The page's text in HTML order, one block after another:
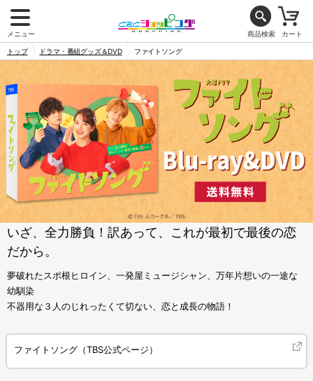
メニュー 商品検索 カート
トップ ドラマ・番組グッズ＆DVD ファイトソング
いざ、全力勝負！訳あって、これが最初で最後の恋
だから。
夢破れたスポ根ヒロイン、一発屋ミュージシャン、万年片想いの一途な
幼馴染
不器用な３人のじれったくて切ない、恋と成長の物語！
ファイトソング（TBS公式ページ）